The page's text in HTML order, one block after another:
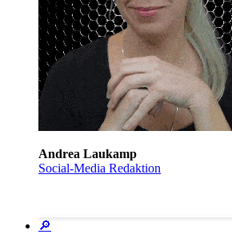
Andrea Laukamp
Social-Media Redaktion
🔎